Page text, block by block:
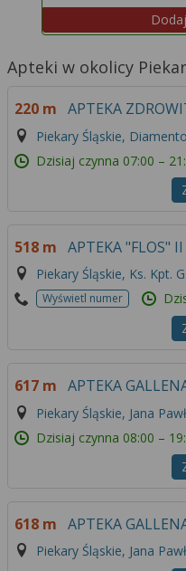
Apteki w okolicy
220 m APTEKA
Piekary Śląskie,
Dzisiaj czynna 07:00 –
518 m APTEKA "FLOS" II
Piekary Śląskie, Ks. Kpt.
Wyświetl numer
617 m APTEKA
Piekary Śląskie, Jana
Dzisiaj czynna 08:00 –
618 m APTEKA
Piekary Śląskie, Jana